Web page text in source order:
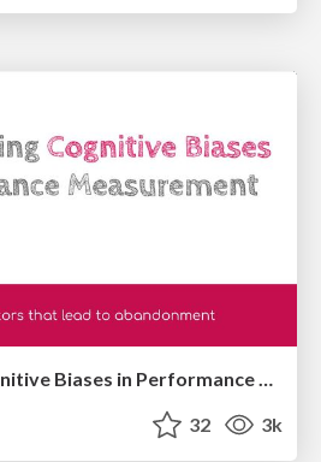
Understanding Cognitive Biases in Performance Measurement
32 3k